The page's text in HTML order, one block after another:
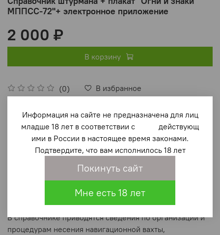
МППСС-72"+ электронное приложение
(0) В избранное
2 000 ₽
В корзину
2-е издание, переработанное и дополненное.
В справочнике приводятся сведения по организации и
процедурам несения навигационной вахты,
Информация на сайте не предназначена для лиц
младше 18 лет в соответствии с действующ
ими в России в настоящее время законами.
Подтвердите, что вам исполнилось 18 лет
Покинуть сайт
Мне есть 18 лет